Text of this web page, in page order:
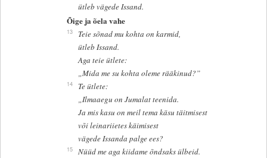
ütleb vägede Issand.
Õige ja õela vahe
13
Teie sõnad mu kohta on karmid,
ütleb Issand.
Aga teie ütlete:
„Mida me su kohta oleme rääkinud?”
14
Te ütlete:
„Ilmaaegu on Jumalat teenida.
Ja mis kasu on meil tema käsu täitmisest
või leinariietes käimisest
vägede Issanda palge ees?
15
Nüüd me aga kiidame õndsaks ülbeid.